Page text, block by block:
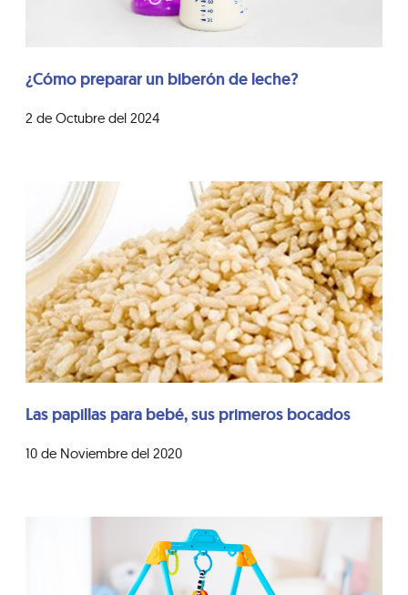
¿Cómo preparar un biberón de leche?
2 de Octubre del 2024
Las papillas para bebé, sus primeros bocados
10 de Noviembre del 2020